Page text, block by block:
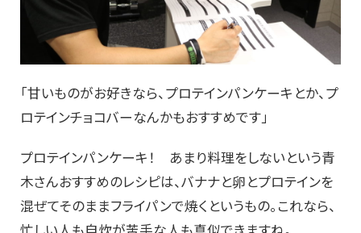
「甘いものがお好きなら、プロテインパンケーキとか、プ
ロテインチョコバーなんかもおすすめです」
プロテインパンケーキ！ あまり料理をしないという青
木さんおすすめのレシピは、バナナと卵とプロテインを
混ぜてそのままフライパンで焼くというもの。これなら、